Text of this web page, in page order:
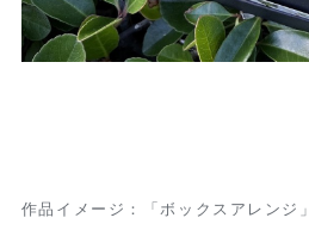
作品イメージ：「ボックスアレンジ」